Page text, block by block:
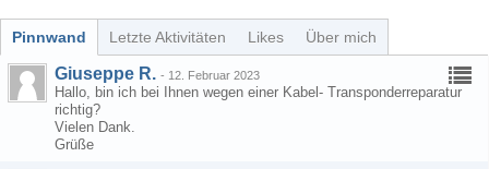
Pinnwand Letzte Aktivitäten Likes Über mich
Giuseppe R. - 12. Februar 2023
Hallo, bin ich bei Ihnen wegen einer Kabel- Transponderreparatur
richtig?
Vielen Dank.
Grüße